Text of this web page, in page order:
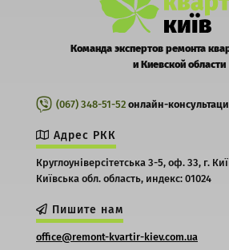
Команда экспертов ремонта
и Киевской области
(067) 348-51-52 онлайн-
Адрес РКК
Круглоуніверсітетська 3-5, оф. 33, г.
Київська обл. область, индекс: 01024
Пишите нам
office@remont-kvartir-kiev.com.ua